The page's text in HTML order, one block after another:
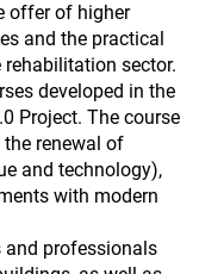
offer of higher
and the practical
sector.
developed in the
Project. The course
renewal of
and technology),
with modern
and professionals